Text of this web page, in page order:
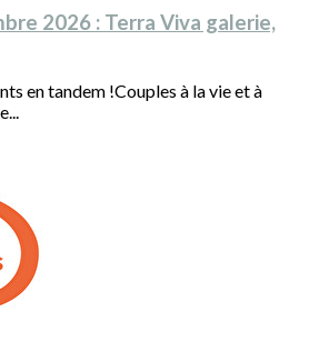
2026 : Terra Viva galerie,
en tandem !Couples à la vie et à